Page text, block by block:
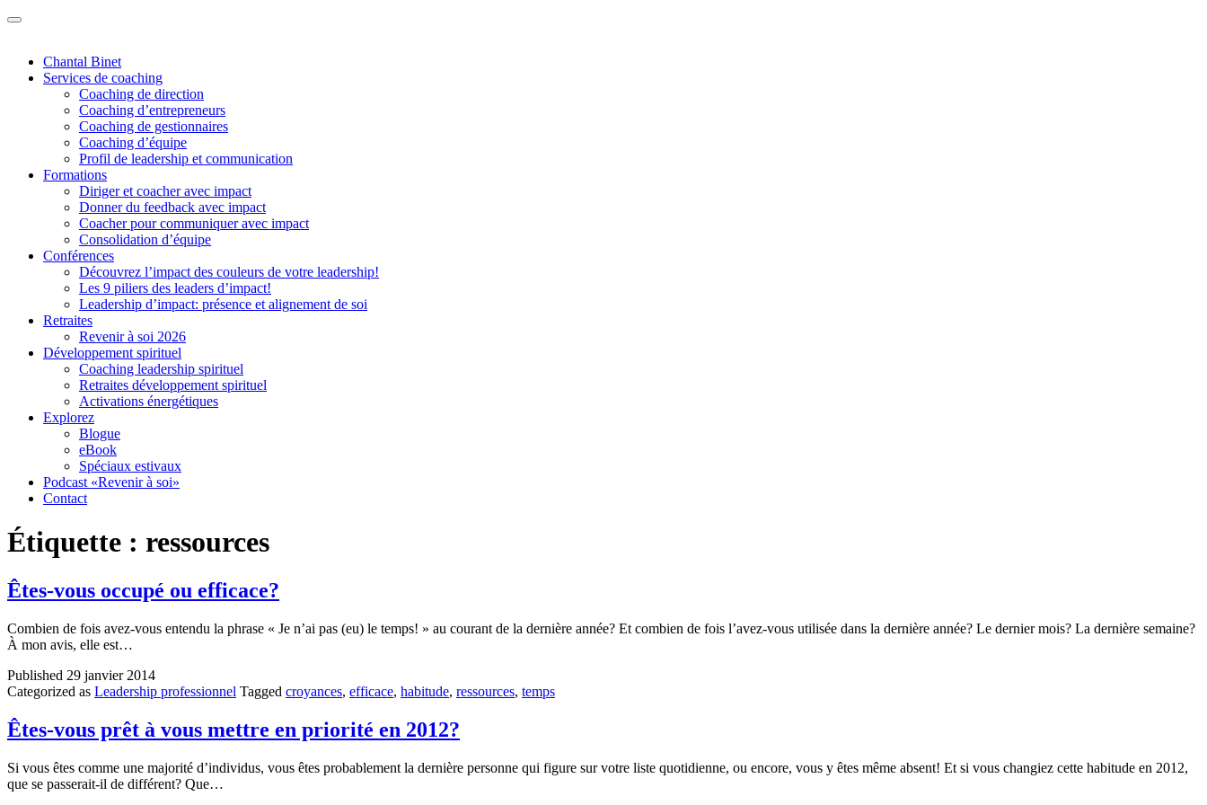
Chantal Binet
Services de coaching
Coaching de direction
Coaching d’entrepreneurs
Coaching de gestionnaires
Coaching d’équipe
Profil de leadership et communication
Formations
Diriger et coacher avec impact
Donner du feedback avec impact
Coacher pour communiquer avec impact
Consolidation d’équipe
Conférences
Découvrez l’impact des couleurs de votre leadership!
Les 9 piliers des leaders d’impact!
Leadership d’impact: présence et alignement de soi
Retraites
Revenir à soi 2026
Développement spirituel
Coaching leadership spirituel
Retraites développement spirituel
Activations énergétiques
Explorez
Blogue
eBook
Spéciaux estivaux
Podcast «Revenir à soi»
Contact
Étiquette : ressources
Êtes-vous occupé ou efficace?
Combien de fois avez-vous entendu la phrase « Je n’ai pas (eu) le temps! » au courant de la dernière année? Et combien de fois l’avez-vous utilisée dans la dernière année? Le dernier mois? La dernière semaine?
À mon avis, elle est…
Published 29 janvier 2014
Categorized as Leadership professionnel Tagged croyances, efficace, habitude, ressources, temps
Êtes-vous prêt à vous mettre en priorité en 2012?
Si vous êtes comme une majorité d’individus, vous êtes probablement la dernière personne qui figure sur votre liste quotidienne, ou encore, vous y êtes même absent! Et si vous changiez cette habitude en 2012,
que se passerait-il de différent? Que…